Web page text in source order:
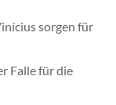
sorgen für
Falle für die